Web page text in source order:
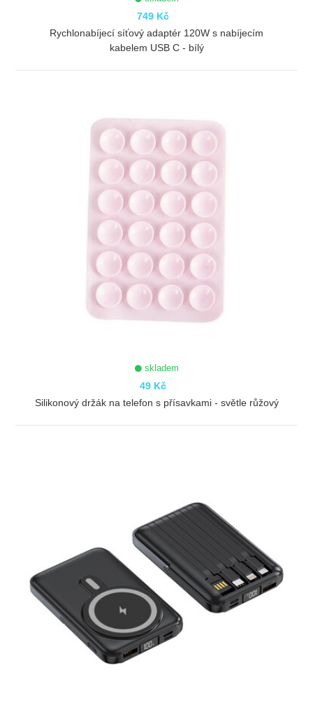
749 Kč
Rychlonabíjecí síťový adaptér 120W s nabíjecím
kabelem USB C - bílý
skladem
49 Kč
Silikonový držák na telefon s přísavkami - světle růžový